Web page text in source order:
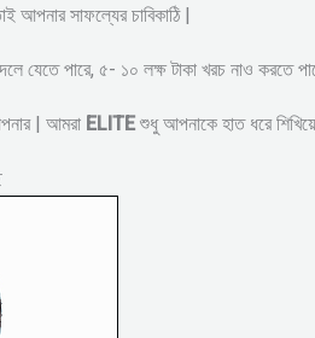
আপনার সাফল্যের চাবিকাঠি |
যেতে পারে, ৫- ১০ লক্ষ টাকা খরচ নাও
| আমরা ELITE শুধু আপনাকে হাত ধরে